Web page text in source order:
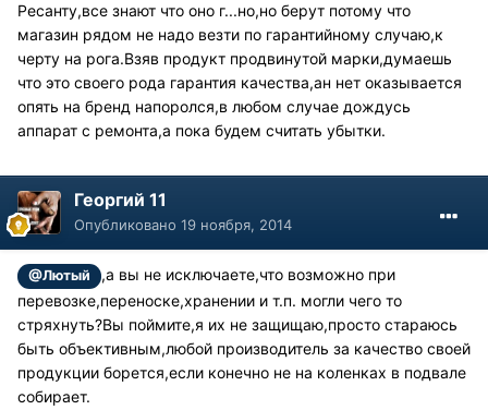
Ресанту,все знают что оно г...но,но берут потому что
магазин рядом не надо везти по гарантийному случаю,к
черту на рога.Взяв продукт продвинутой марки,думаешь
что это своего рода гарантия качества,ан нет оказывается
опять на бренд напоролся,в любом случае дождусь
аппарат с ремонта,а пока будем считать убытки.
Георгий 11
Опубликовано 19 ноября, 2014
@Лютый
,а вы не исключаете,что возможно при
перевозке,переноске,хранении и т.п. могли чего то
стряхнуть?Вы поймите,я их не защищаю,просто стараюсь
быть объективным,любой производитель за качество своей
продукции борется,если конечно не на коленках в подвале
собирает.